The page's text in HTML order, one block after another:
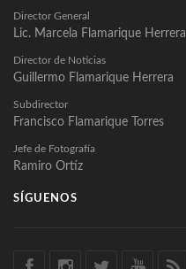
Director General
Lic. Marcela Flamarique Herrera
Director de Noticias
Guillermo Flamarique Herrera
Subdirector
Francisco Flamarique Torres
Jefe de Fotografía
Ramiro Ortíz
SÍGUENOS